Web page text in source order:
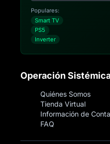
Populares:
Smart TV
PS5
Inverter
Operación
Quiénes Somos
Tienda Virtual
Información de
FAQ